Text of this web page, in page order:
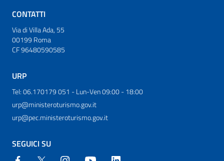
CONTATTI
Via di Villa Ada, 55
00199 Roma
CF 96480590585
URP
Tel: 06.170179 051 - Lun-Ven 09:00 - 18:00
urp@ministeroturismo.gov.it
urp@pec.ministeroturismo.gov.it
SEGUICI SU